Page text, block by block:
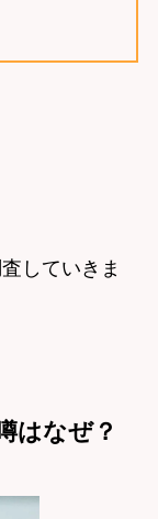
していきま
はなぜ？